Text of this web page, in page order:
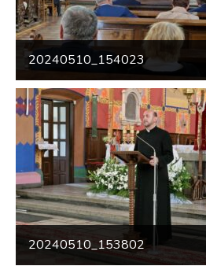
20240510_154023
20240510_153802